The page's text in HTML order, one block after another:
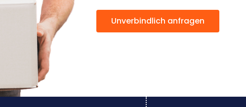
Unverbindlich anfragen